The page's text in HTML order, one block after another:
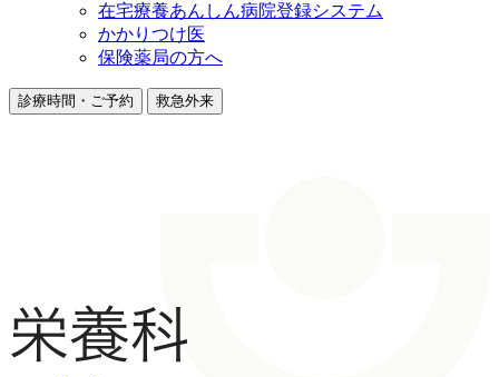
在宅療養あんしん病院登録システム
かかりつけ医
保険薬局の方へ
診療時間・ご予約 救急外来
栄養科